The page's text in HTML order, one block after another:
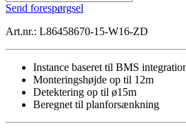
2
PIR
antal
Send forespørgsel
Art.nr.: L86458670-15-W16-ZD
Instance baseret til BMS
Monteringshøjde op til 12m
Detektering op til ø15m
Beregnet til planforsænkning